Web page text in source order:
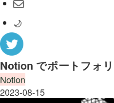
🌙
Notion でポートフォ
Notion
2023-08-15